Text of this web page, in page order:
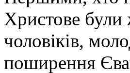
Христове були
чоловіків,
поширення